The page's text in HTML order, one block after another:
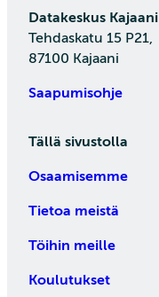
Datakeskus Kajaani
Tehdaskatu 15 P21,
87100 Kajaani
Saapumisohje
Tällä sivustolla
Osaamisemme
Tietoa meistä
Töihin meille
Koulutukset